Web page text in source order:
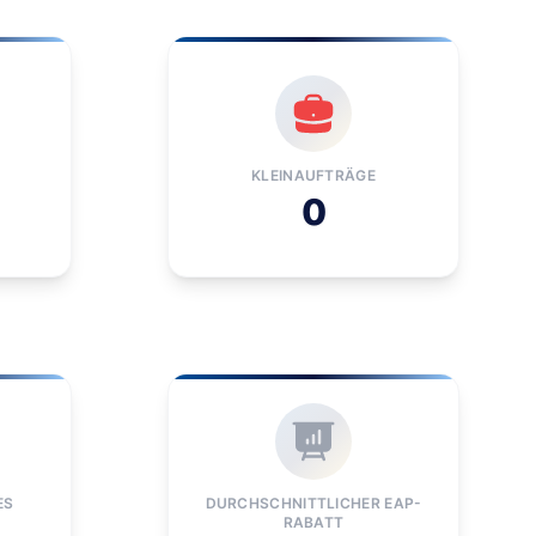
KLEINAUFTRÄGE
0
DURCHSCHNITTLICHER EAP-
RABATT